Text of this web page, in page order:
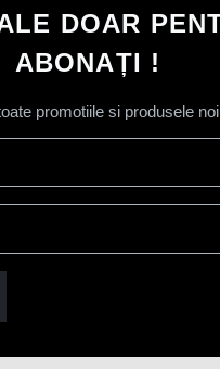
DOAR
ABONAȚI !
promotiile si produsele